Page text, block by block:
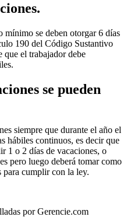
mínimo se deben otorgar 6 días
190 del Código Sustantivo
que el trabajador debe
se pueden
siempre que durante el año el
hábiles continuos, es decir que
1 o 2 días de vacaciones, o
pero luego deberá tomar como
cumplir con la ley.
por Gerencie.com